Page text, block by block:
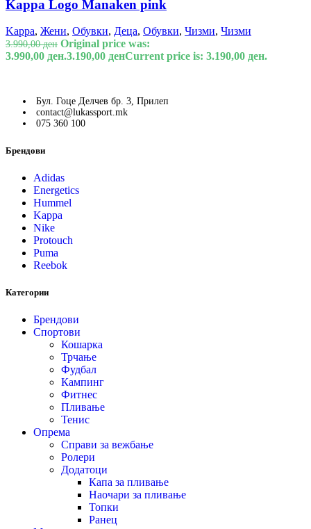
Kappa Logo Manaken pink
Kappa, Жени, Обувки, Деца, Обувки, Чизми, Чизми
3.990,00ден Original price was:
3.990,00 ден.3.190,00 денCurrent price is: 3.190,00 ден.
Бул. Гоце Делчев бр. 3, Прилеп
contact@lukassport.mk
075 360 100
Брендови
Adidas
Energetics
Hummel
Kappa
Nike
Protouch
Puma
Reebok
Категории
Брендови
Спортови
Кошарка
Трчање
Фудбал
Кампинг
Фитнес
Пливање
Тенис
Опрема
Справи за вежбање
Ролери
Додатоци
Капа за пливање
Наочари за пливање
Топки
Ранец